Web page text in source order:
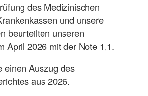
des Medizinischen
und unsere
beurteilten unseren
April 2026 mit der Note 1,1.
einen Auszug des
aus 2026.